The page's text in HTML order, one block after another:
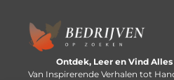
Ontdek, Leer en Vind
Van Inspirerende Verhalen tot